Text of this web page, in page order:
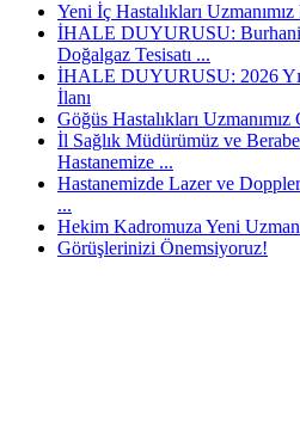
Yeni İç Hastalıkları
İHALE DUYURUSU:
Doğalgaz Tesisatı ...
İHALE DUYURUSU: 2026
İlanı
Göğüs Hastalıkları Uzmanımız
İl Sağlık Müdürümüz ve
Hastanemize ...
Hastanemizde Lazer ve
...
Hekim Kadromuza Yeni
Görüşlerinizi Önemsiyoruz!